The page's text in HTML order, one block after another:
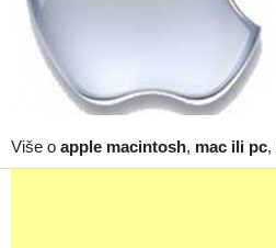
Više o apple macintosh, mac ili pc,